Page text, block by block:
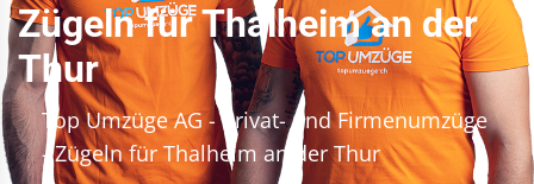
Zügeln für Thalheim an der
Thur
Top Umzüge AG - Privat- und Firmenumzüge
- Zügeln für Thalheim an der Thur